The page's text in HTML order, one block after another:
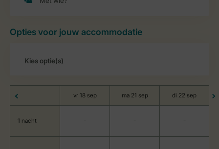
Opties voor jouw accommodatie
vr 18 sep ma 21 sep di 22 sep
1 nacht - - -